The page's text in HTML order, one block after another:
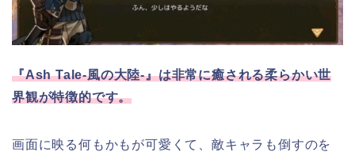
『Ash Tale-風の大陸-』は非常に癒される柔らかい世
界観が特徴的です。
画面に映る何もかもが可愛くて、敵キャラも倒すのを